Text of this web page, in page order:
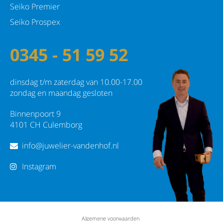
Seiko Premier
Seiko Prospex
0345 - 51 59 52
dinsdag t/m zaterdag van 10.00-17.00
zondag en maandag gesloten
Binnenpoort 9
4101 CH Culemborg
info@juwelier-vandenhof.nl
Instagram
Algemene voorwaarden